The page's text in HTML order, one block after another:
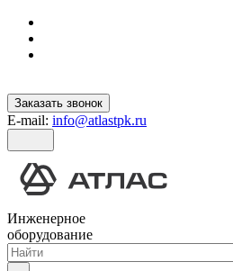
Заказать звонок
E-mail: info@atlastpk.ru
Инженерное
оборудование